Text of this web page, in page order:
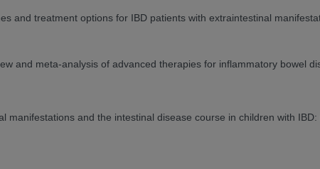
and treatment options for IBD patients with extraintestinal
and meta-analysis of advanced therapies for inflammatory bowel
manifestations and the intestinal disease course in children with IBD: